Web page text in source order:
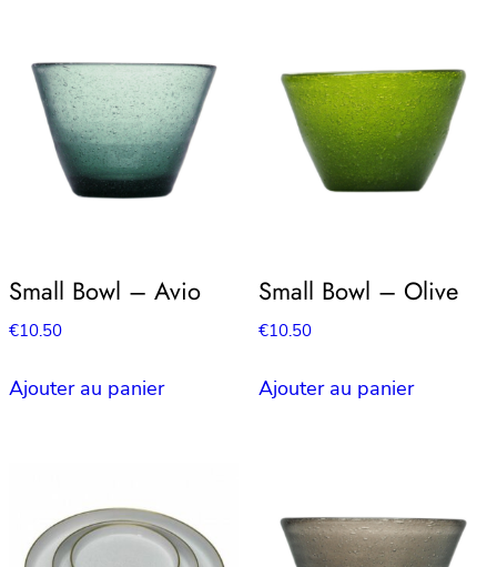
Small Bowl – Avio
€10.50
Ajouter au panier
Small Bowl – Olive
€10.50
Ajouter au panier